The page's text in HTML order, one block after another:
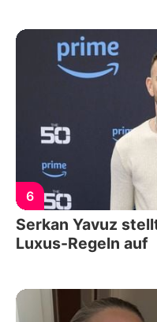
6
Serkan Yavuz
Luxus-Regeln auf